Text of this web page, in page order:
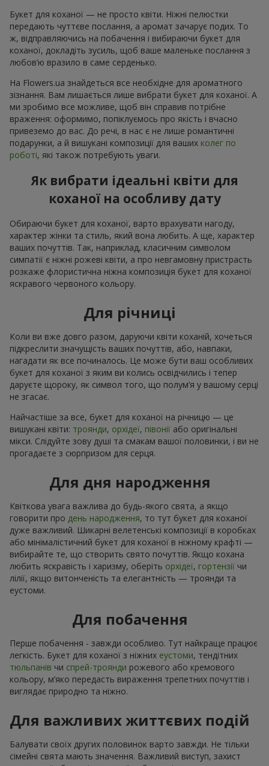
Букет для коханої — не просто квіти. Ніжні пелюстки
передають чуттєве послання, а аромат зачарує подих. То
ж, відправляючись на побачення і вибираючи букет для
коханої, докладіть зусиль, щоб ваше маленьке послання з
любов’ю вразило в саме серденько.
На Flowers.ua знайдеться все необхідне для ароматного
зізнання. Вам лишається лише вибрати букет для коханої. А
ми зробимо все можливе, щоб він справив потрібне
враження: оформимо, попіклуємось про якість і вчасно
привеземо до вас. До речі, в нас є не лише романтичні
подарунки, а й вишукані композиції для ваших колег по
роботі, які також потребують уваги.
Як вибрати ідеальні квіти для
коханої на особливу дату
Обираючи букет для коханої, варто врахувати нагоду,
характер жінки та стиль, який вона любить. А ще, характер
ваших почуттів. Так, наприклад, класичним символом
симпатії є ніжні рожеві квіти, а про невгамовну пристрасть
розкаже флористична ніжна композиція букет для коханої
яскравого червоного кольору.
Для річниці
Коли ви вже довго разом, даруючи квіти коханій, хочеться
підкреслити значущість ваших почуттів, або, навпаки,
нагадати як все починалось. Це може бути ваш особливих
букет для коханої з яким ви колись освідчились і тепер
даруєте щороку, як символ того, що полум’я у вашому серці
не згасає.
Найчастіше за все, букет для коханої на річницю — це
вишукані квіти: троянди, орхідеї, півонії або оригінальні
мікси. Слідуйте зову душі та смакам вашої половинки, і ви не
прогадаєте з сюрпризом для серця.
Для дня народження
Квіткова увага важлива до будь-якого свята, а якщо
говорити про день народження, то тут букет для коханої
дуже важливий. Шикарні велетенські композиції в коробках
або мінімалістичний букет для коханої в ніжному крафті —
вибирайте те, що створить свято почуттів. Якщо кохана
любить яскравість і харизму, оберіть орхідеї, гортензії чи
лілії, якщо витонченість та елегантність — троянди та
еустоми.
Для побачення
Перше побачення - завжди особливо. Тут найкраще працює
легкість. Букет для коханої з ніжних еустоми, тендітних
тюльпанів чи спрей-троянди рожевого або кремового
кольору, м’яко передасть вираження трепетних почуттів і
виглядає природно та ніжно.
Для важливих життєвих подій
Балувати своїх других половинок варто завжди. Не тільки
сімейні свята мають значення. Важливий виступ, захист